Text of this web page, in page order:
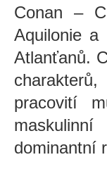
Conan –
Aquilonie a
Atlanťanů.
pracovití
dominantní